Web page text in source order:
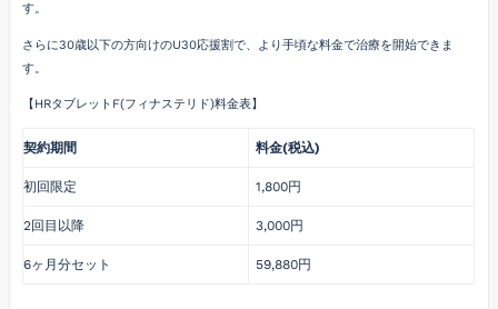
す。
さらに30歳以下の方向けのU30応援割で、より手頃な料金で治療を開始できま
す。
【HRタブレットF(フィナステリド)料金表】
契約期間 料金(税込)
初回限定 1,800円
2回目以降 3,000円
6ヶ月分セット 59,880円